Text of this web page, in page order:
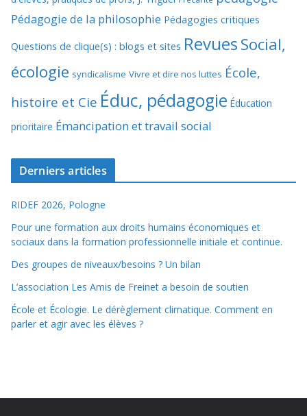
Pédagogie de la philosophie Pédagogies critiques
Questions de clique(s) : blogs et sites RevuesSocial,
écologie syndicalisme Vivre et dire nos luttes École,
histoire et Cie Éduc, pédagogie Éducation
prioritaire Émancipation et travail social
Derniers articles
RIDEF 2026, Pologne
Pour une formation aux droits humains économiques et
sociaux dans la formation professionnelle initiale et continue.
Des groupes de niveaux/besoins ? Un bilan
L’association Les Amis de Freinet a besoin de soutien
École et Écologie. Le dérèglement climatique. Comment en
parler et agir avec les élèves ?